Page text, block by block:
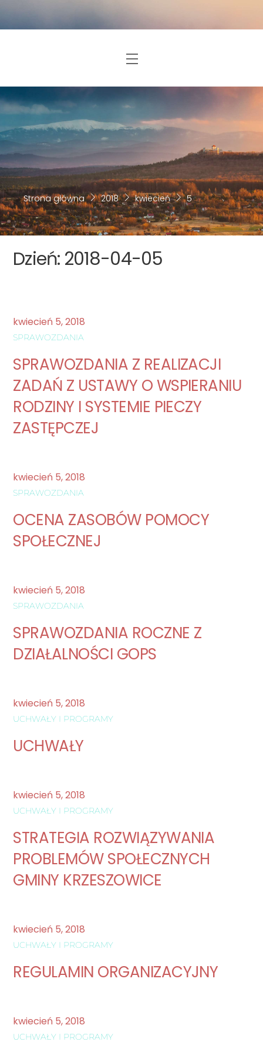
Menu
Strona główna 2018 kwiecień 5
Dzień: 2018-04-05
kwiecień 5,2018
SPRAWOZDANIA
SPRAWOZDANIA Z REALIZACJI
ZADAŃ Z USTAWY O WSPIERANIU
RODZINY I SYSTEMIE PIECZY
ZASTĘPCZEJ
kwiecień 5,2018
SPRAWOZDANIA
OCENA ZASOBÓW POMOCY
SPOŁECZNEJ
kwiecień 5,2018
SPRAWOZDANIA
SPRAWOZDANIA ROCZNE Z
DZIAŁALNOŚCI GOPS
kwiecień 5,2018
UCHWAŁY I PROGRAMY
UCHWAŁY
kwiecień 5,2018
UCHWAŁY I PROGRAMY
STRATEGIA ROZWIĄZYWANIA
PROBLEMÓW SPOŁECZNYCH
GMINY KRZESZOWICE
kwiecień 5,2018
UCHWAŁY I PROGRAMY
REGULAMIN ORGANIZACYJNY
kwiecień 5,2018
UCHWAŁY I PROGRAMY